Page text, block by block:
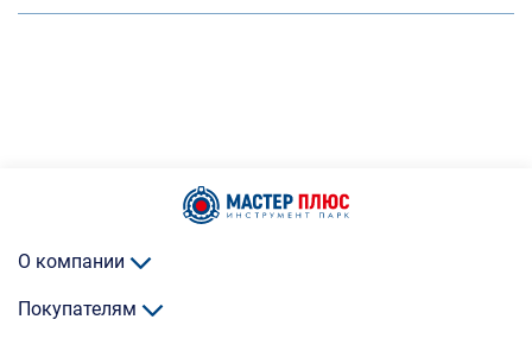
О компании
Покупателям